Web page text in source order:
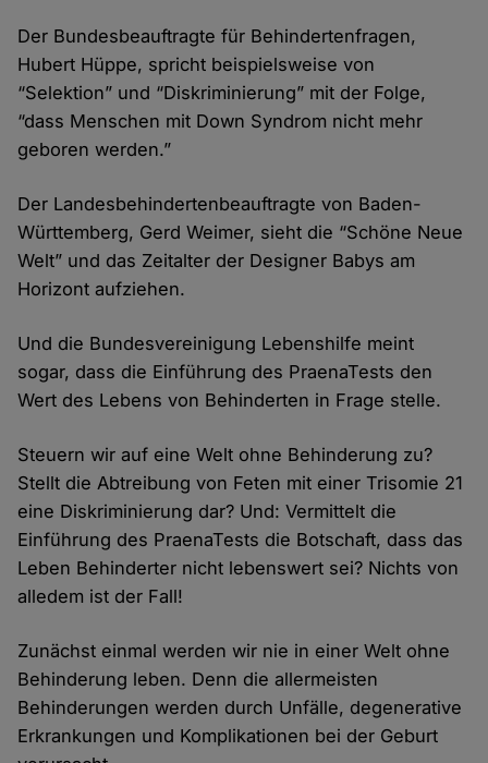
Der Bundesbeauftragte für Behindertenfragen,
Hubert Hüppe, spricht beispielsweise von
“Selektion” und “Diskriminierung” mit der Folge,
“dass Menschen mit Down Syndrom nicht mehr
geboren werden.”
Der Landesbehindertenbeauftragte von Baden-
Württemberg, Gerd Weimer, sieht die “Schöne Neue
Welt” und das Zeitalter der Designer Babys am
Horizont aufziehen.
Und die Bundesvereinigung Lebenshilfe meint
sogar, dass die Einführung des PraenaTests den
Wert des Lebens von Behinderten in Frage stelle.
Steuern wir auf eine Welt ohne Behinderung zu?
Stellt die Abtreibung von Feten mit einer Trisomie 21
eine Diskriminierung dar? Und: Vermittelt die
Einführung des PraenaTests die Botschaft, dass das
Leben Behinderter nicht lebenswert sei? Nichts von
alledem ist der Fall!
Zunächst einmal werden wir nie in einer Welt ohne
Behinderung leben. Denn die allermeisten
Behinderungen werden durch Unfälle, degenerative
Erkrankungen und Komplikationen bei der Geburt